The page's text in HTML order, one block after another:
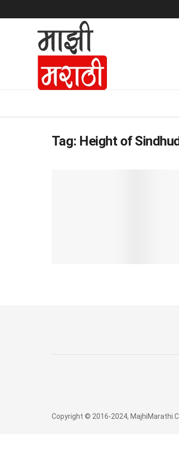
Tag: Height of
Copyright © 2016-2024,